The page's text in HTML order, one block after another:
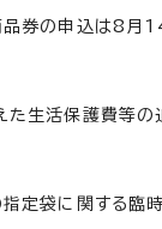
券の申込は8月14
た生活保護費等の
指定袋に関する臨